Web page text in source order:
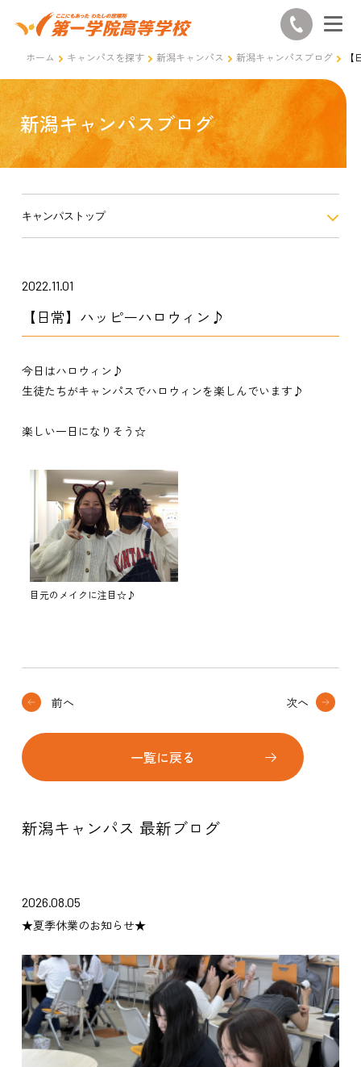
ホーム キャンパスを探す 新潟キャンパス 新潟キャンパスブログ
新潟キャンパスブログ
キャンパストップ
2022.11.01
【日常】ハッピーハロウィン♪
今日はハロウィン♪
生徒たちがキャンパスでハロウィンを楽しんでいます♪
楽しい一日になりそう☆
目元のメイクに注目☆♪
前へ
一覧に戻る
次へ
新潟キャンパス 最新ブログ
2026.08.05
★夏季休業のお知らせ★